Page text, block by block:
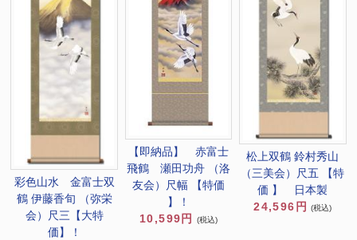
彩色山水 金富士双
鶴 伊藤香旬 （弥栄
会）尺三【大特
価】！
【即納品】 赤富士
飛鶴 瀬田功舟 （洛
友会）尺幅 【特価
】！
10,599円
(税込)
松上双鶴 鈴村秀山
（三美会）尺五 【特
価 】 日本製
24,596円
(税込)